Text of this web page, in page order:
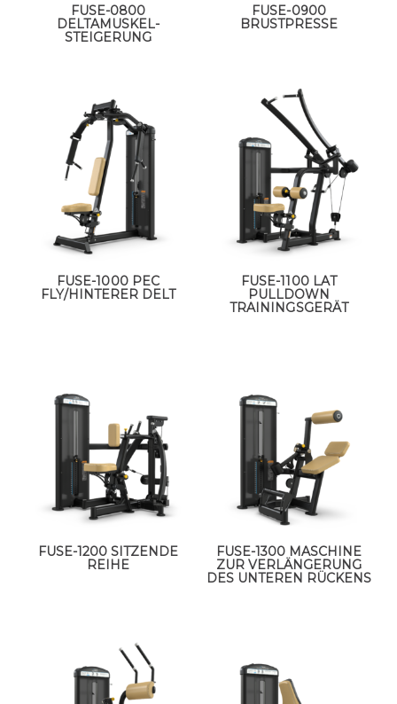
FUSE-0800
DELTAMUSKEL-
STEIGERUNG
FUSE-0900
BRUSTPRESSE
FUSE-1000 PEC
FLY/HINTERER DELT
FUSE-1100 LAT
PULLDOWN
TRAININGSGERÄT
FUSE-1200 SITZENDE
REIHE
FUSE-1300 MASCHINE
ZUR VERLÄNGERUNG
DES UNTEREN RÜCKENS